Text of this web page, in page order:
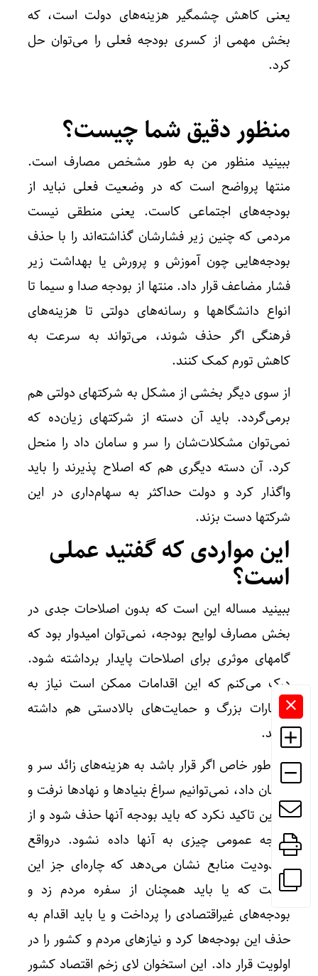
یعنی کاهش چشمگیر هزینه‌های دولت است، که
بخش مهمی از کسری بودجه فعلی را می‌توان حل
کرد.​
منظور دقیق شما چیست؟
ببینید منظور من به طور مشخص مصارف است.
منتها پرواضح است که در وضعیت فعلی نباید از
بودجه‌های اجتماعی کاست. یعنی منطقی نیست
مردمی که چنین زیر فشارشان گذاشته‌اند را با حذف
بودجه‌هایی چون آموزش و پرورش یا بهداشت زیر
فشار مضاعف قرار داد. منتها از بودجه صدا و سیما تا
انواع دانشگاهها و رسانه‌های دولتی تا هزینه‌های
فرهنگی اگر حذف شوند، می‌تواند به سرعت به
کاهش تورم کمک کنند.
از سوی دیگر بخشی از مشکل به شرکتهای دولتی هم
برمی‌گردد. باید آن دسته از شرکتهای زیان‌ده که
نمی‌توان مشکلات‌شان را سر و سامان داد را منحل
کرد. آن دسته دیگری هم که اصلاح پذیرند را باید
واگذار کرد و دولت حداکثر به سهام‌داری در این
شرکتها دست بزند.
این مواردی که گفتید عملی
است؟
ببینید مساله این است که بدون اصلاحات جدی در
بخش مصارف لوایح بودجه، نمی‌توان امیدوار بود که
گامهای موثری برای اصلاحات پایدار برداشته شود.
درک می‌کنم که این اقدامات ممکن است نیاز به
اختیارات بزرگ و حمایت‌های بالادستی هم داشته
باشد.
به طور خاص اگر قرار باشد به هزینه‌های زائد سر و
سامان داد، نمی‌توانیم سراغ بنیادها و نهادها نرفت و
به این تاکید نکرد که باید بودجه آنها حذف شود و از
بودجه عمومی چیزی به آنها داده نشود. درواقع
محدودیت منابع نشان می‌دهد که چاره‌ای جز این
نیست که یا باید همچنان از سفره مردم زد و
بودجه‌های غیراقتصادی را پرداخت و یا باید اقدام به
حذف این بودجه‌ها کرد و نیازهای مردم و کشور را در
اولویت قرار داد. این استخوان لای زخم اقتصاد کشور